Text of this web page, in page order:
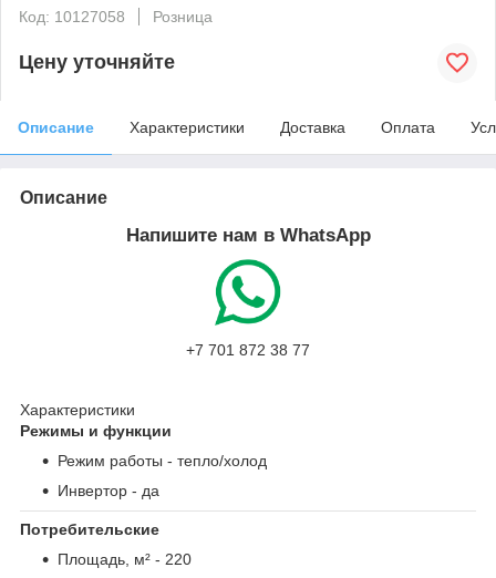
Код: 10127058
Розница
Цену уточняйте
Описание Характеристики Доставка Оплата
Описание
Напишите нам в WhatsApp
+7 701 872 38 77
Характеристики
Режимы и функции
Режим работы - тепло/холод
Инвертор - да
Потребительские
Площадь, м² - 220